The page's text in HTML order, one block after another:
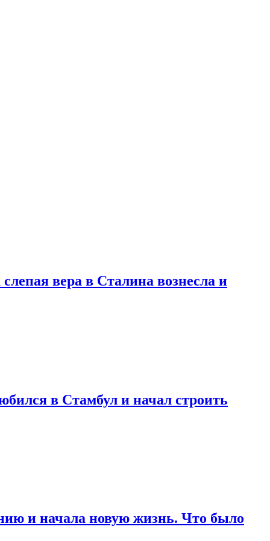
вера в Сталина вознесла и
в Стамбул и начал строить
и начала новую жизнь. Что было